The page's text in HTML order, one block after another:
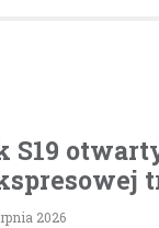
S19
2026